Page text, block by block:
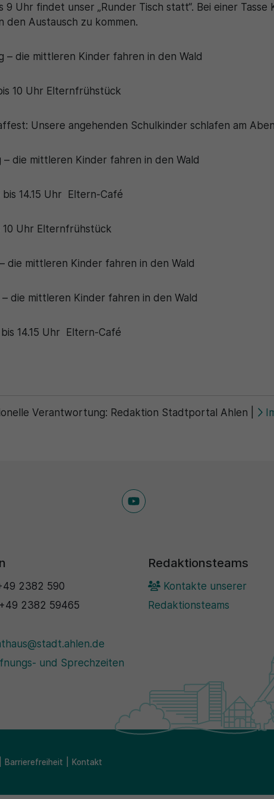
Uhr findet unser „Runder Tisch statt“. Bei einer
den Austausch zu kommen.
– die mittleren Kinder fahren in den Wald
10 Uhr Elternfrühstück
Unsere angehenden Schulkinder schlafen am
die mittleren Kinder fahren in den Wald
14.15 Uhr Eltern-Café
10 Uhr Elternfrühstück
die mittleren Kinder fahren in den Wald
die mittleren Kinder fahren in den Wald
14.15 Uhr Eltern-Café
Verantwortung: Redaktion Stadtportal Ahlen
2382 590
+49 2382 59465
und Sprechzeiten
Redaktionsteams
Kontakte unserer
Redaktionsteams
Barrierefreiheit Kontakt
Zweck
generierte ID, für die historische Speicherung
Ihrer vorgenommen Einstellungen, falls der
Zweck
Details wie die eindeutige Besucher-ID zu
speichern.
Name _pk_ses\..*$
Anbieter Matomo
speichern.